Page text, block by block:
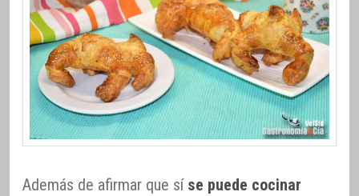
Además de afirmar que sí se puede cocinar